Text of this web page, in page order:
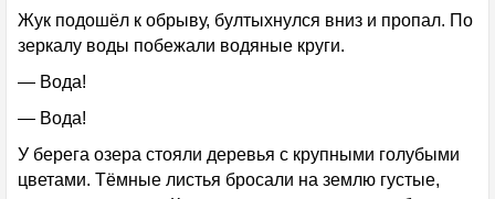
Жук подошёл к обрыву, бултыхнулся вниз и пропал. По
зеркалу воды побежали водяные круги.
— Вода!
— Вода!
У берега озера стояли деревья с крупными голубыми
цветами. Тёмные листья бросали на землю густые,